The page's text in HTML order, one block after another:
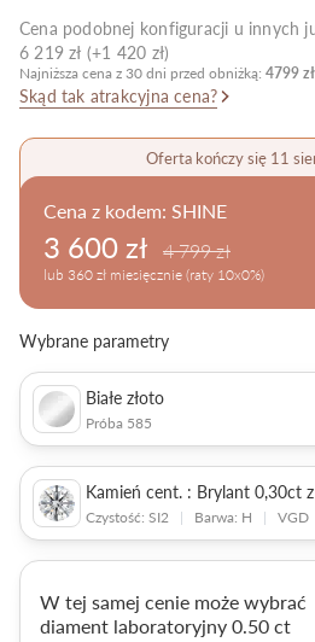
Pielęgnacja biżuterii
Cena podobnej konfiguracji u innych
6 219 zł (+1 420 zł)
Najniższa cena z 30 dni przed obniżką: 4799 zł
Skąd tak atrakcyjna cena?
Oferta kończy się 11
Cena z kodem: SHINE
3 600 zł 4 799 zł
lub 360 zł miesięcznie (raty 10x0%)
Wybrane parametry
Białe złoto
Próba 585
Kamień cent. : Brylant 0,30ct
Czystość: SI2 | Barwa: H | VGD
W tej samej cenie może wybrać
diament laboratoryjny 0.50 ct